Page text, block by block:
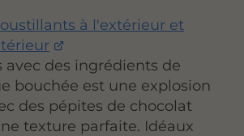
à l'extérieur et
avec des ingrédients de
bouchée est une explosion
des pépites de chocolat
texture parfaite. Idéaux